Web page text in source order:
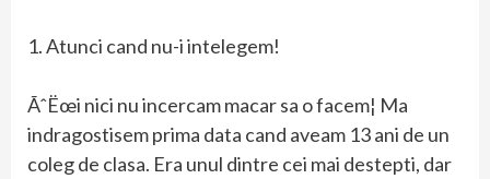
1. Atunci cand nu-i intelegem!
ÃˆËœi nici nu incercam macar sa o facem¦ Ma
indragostisem prima data cand aveam 13 ani de un
coleg de clasa. Era unul dintre cei mai destepti, dar